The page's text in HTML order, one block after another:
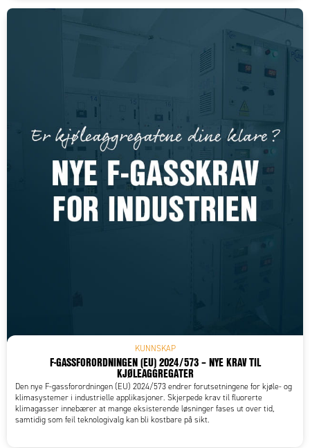
KUNNSKAP
F-GASSFORORDNINGEN (EU) 2024/573 – NYE KRAV TIL
KJØLEAGGREGATER
Den nye F-gassforordningen (EU) 2024/573 endrer forutsetningene for kjøle- og
klimasystemer i industrielle applikasjoner. Skjerpede krav til fluorerte
klimagasser innebærer at mange eksisterende løsninger fases ut over tid,
samtidig som feil teknologivalg kan bli kostbare på sikt.